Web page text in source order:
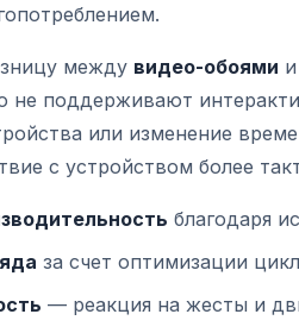
между видео-обоями
не поддерживают
или изменение
с устройством более
благодаря
за счет оптимизации
— реакция на жесты и